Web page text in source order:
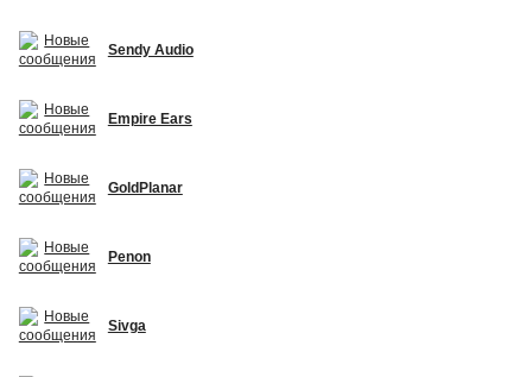
Sendy Audio
Empire Ears
GoldPlanar
Penon
Sivga